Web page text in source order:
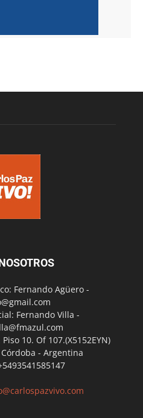
Fernando Agüero -
Fernando Villa -
10. Of 107.(X5152EYN)
- Argentina